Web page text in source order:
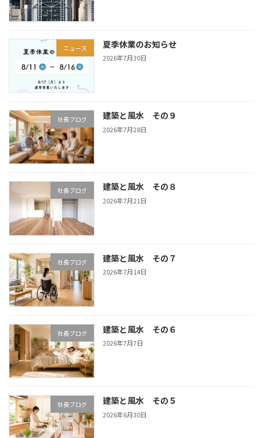
ニュース 夏季休業のお知らせ
2026年7月30日
社長ブログ 建築と風水 その９
2026年7月28日
社長ブログ 建築と風水 その８
2026年7月21日
社長ブログ 建築と風水 その７
2026年7月14日
社長ブログ 建築と風水 その６
2026年7月7日
社長ブログ 建築と風水 その５
2026年6月30日